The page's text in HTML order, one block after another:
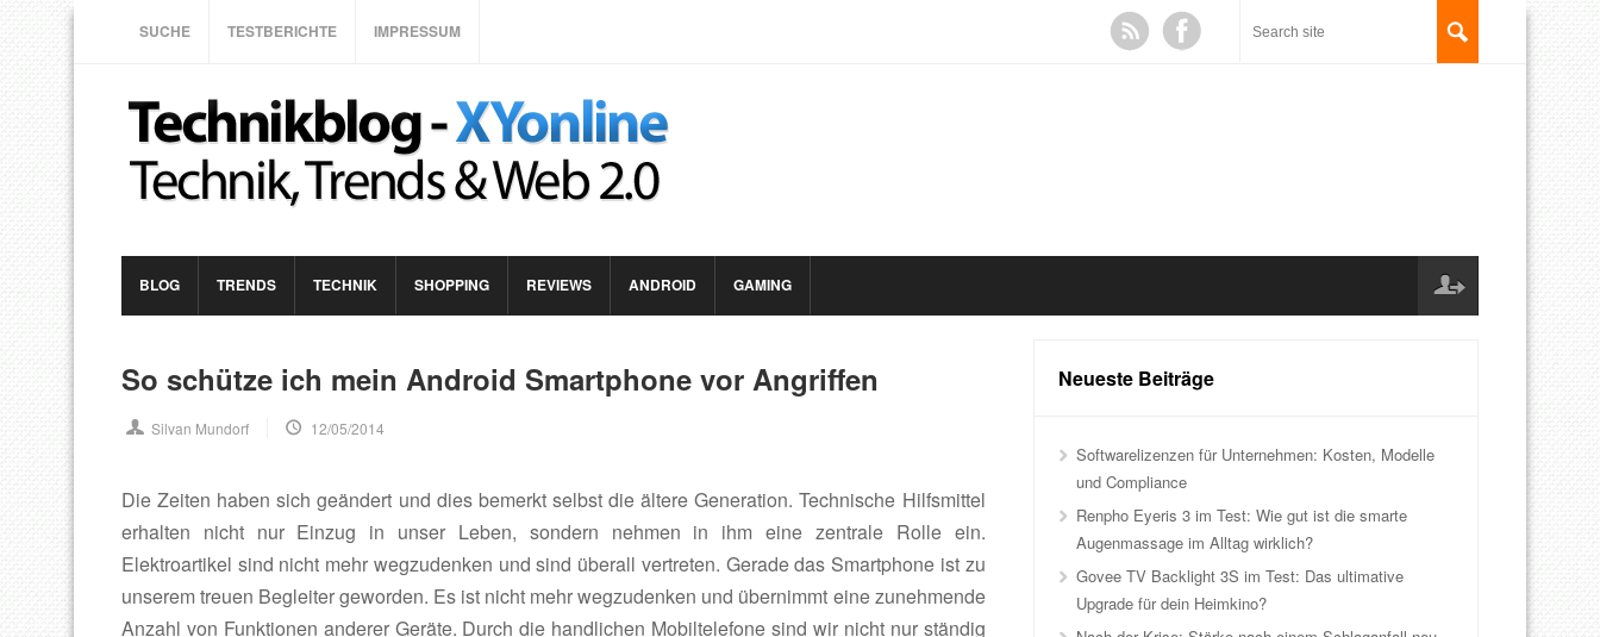
SUCHE TESTBERICHTE IMPRESSUM
BLOG TRENDS TECHNIK SHOPPING REVIEWS ANDROID GAMING
So schütze ich mein Android Smartphone vor Angriffen
Silvan Mundorf 12/05/2014
Die Zeiten haben sich geändert und dies bemerkt selbst die ältere Generation. Technische Hilfsmittel
erhalten nicht nur Einzug in unser Leben, sondern nehmen in ihm eine zentrale Rolle ein.
Elektroartikel sind nicht mehr wegzudenken und sind überall vertreten. Gerade das Smartphone ist zu
unserem treuen Begleiter geworden. Es ist nicht mehr wegzudenken und übernimmt eine zunehmende
Anzahl von Funktionen anderer Geräte. Durch die handlichen Mobiltelefone sind wir nicht nur ständig
Neueste Beiträge
Softwarelizenzen für Unternehmen: Kosten, Modelle
und Compliance
Renpho Eyeris 3 im Test: Wie gut ist die smarte
Augenmassage im Alltag wirklich?
Govee TV Backlight 3S im Test: Das ultimative
Upgrade für dein Heimkino?